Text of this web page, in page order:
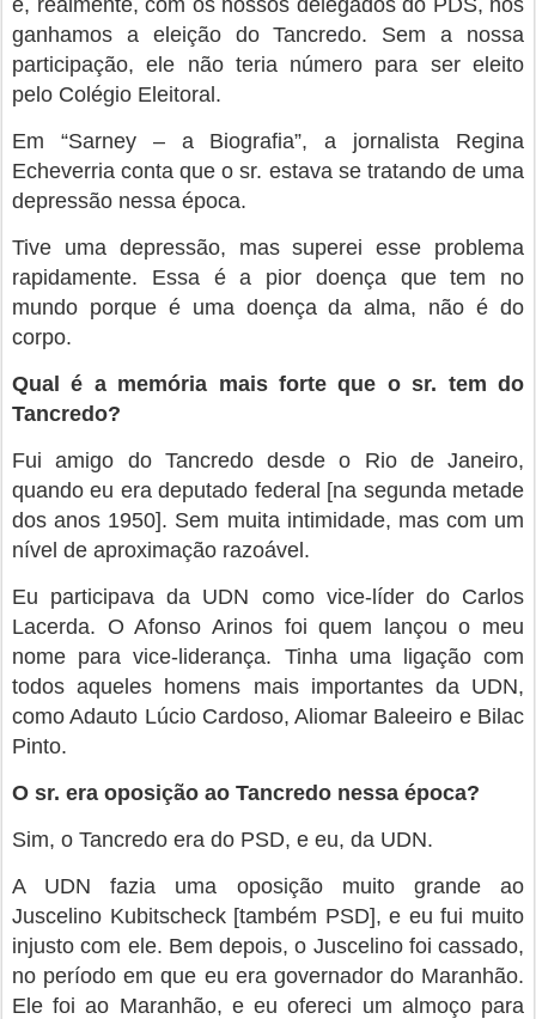
ganhamos a eleição do Tancredo. Sem a nossa
participação, ele não teria número para ser eleito
pelo Colégio Eleitoral.
Em “Sarney – a Biografia”, a jornalista Regina
Echeverria conta que o sr. estava se tratando de uma
depressão nessa época.
Tive uma depressão, mas superei esse problema
rapidamente. Essa é a pior doença que tem no
mundo porque é uma doença da alma, não é do
corpo.
Qual é a memória mais forte que o sr. tem do
Tancredo?
Fui amigo do Tancredo desde o Rio de Janeiro,
quando eu era deputado federal [na segunda metade
dos anos 1950]. Sem muita intimidade, mas com um
nível de aproximação razoável.
Eu participava da UDN como vice-líder do Carlos
Lacerda. O Afonso Arinos foi quem lançou o meu
nome para vice-liderança. Tinha uma ligação com
todos aqueles homens mais importantes da UDN,
como Adauto Lúcio Cardoso, Aliomar Baleeiro e Bilac
Pinto.
O sr. era oposição ao Tancredo nessa época?
Sim, o Tancredo era do PSD, e eu, da UDN.
A UDN fazia uma oposição muito grande ao
Juscelino Kubitscheck [também PSD], e eu fui muito
injusto com ele. Bem depois, o Juscelino foi cassado,
no período em que eu era governador do Maranhão.
Ele foi ao Maranhão, e eu ofereci um almoço para